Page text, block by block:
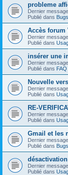
probleme
Dernier
Publié dans
Accès forum
Dernier
Publié dans
insérer une
Dernier
Publié dans FAQ
Nouvelle
Dernier
Publié dans
RE-
Dernier
Publié dans
Gmail et les
Dernier
Publié dans
Dernier
Publié dans